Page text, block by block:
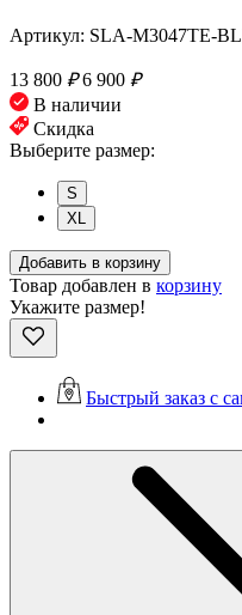
Артикул: SLA-M3047TE-
13 800 ₽ 6 900 ₽
В наличии
Скидка
Выберите размер:
S
XL
Добавить в корзину
Товар добавлен в корзину
Укажите размер!
Быстрый заказ с